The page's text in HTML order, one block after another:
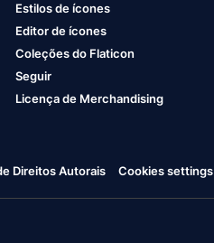
Estilos de ícones
Editor de ícones
Coleções do Flaticon
Seguir
Licença de Merchandising
Direitos Autorais Cookies settings